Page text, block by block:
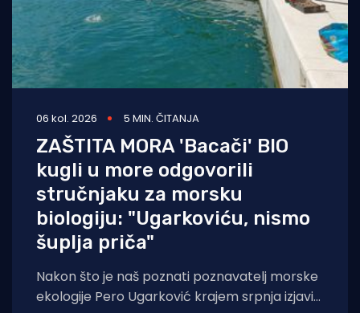
06 kol. 2026 5 MIN. ČITANJA
ZAŠTITA MORA 'Bacači' BIO
kugli u more odgovorili
stručnjaku za morsku
biologiju: "Ugarkoviću, nismo
šuplja priča"
Nakon što je naš poznati poznavatelj morske
ekologije Pero Ugarković krajem srpnja izjavio